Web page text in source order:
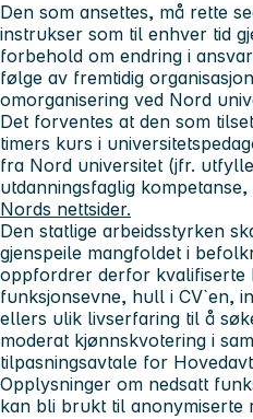
Den som ansettes, må rette
instrukser som til enhver tid
forbehold om endring i
følge av fremtidig
omorganisering ved Nord
Det forventes at den som
timers kurs i
fra Nord universitet (jfr.
utdanningsfaglig
Nords nettsider.
Den statlige arbeidsstyrken
gjenspeile mangfoldet i
oppfordrer derfor kvalifiserte
funksjonsevne, hull i CV`en,
ellers ulik livserfaring til å
moderat kjønnskvotering i
tilpasningsavtale for
Opplysninger om nedsatt
kan bli brukt til anonymiserte